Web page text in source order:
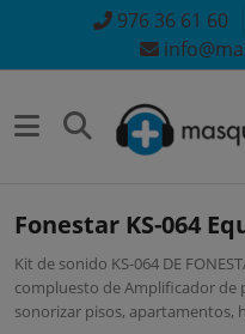
976 36 61 60
Fonestar KS-064
Kit de sonido KS-064 DE
compluesto de Amplificador de
sonorizar pisos, apartamentos,